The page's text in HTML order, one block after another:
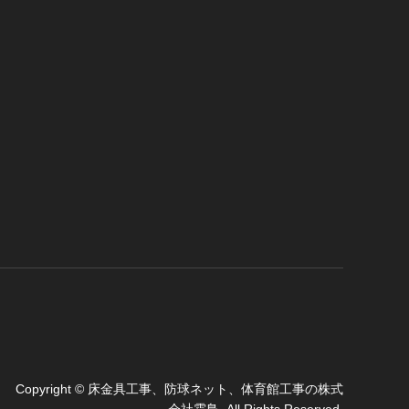
Copyright © 床金具工事、防球ネット、体育館工事の株式